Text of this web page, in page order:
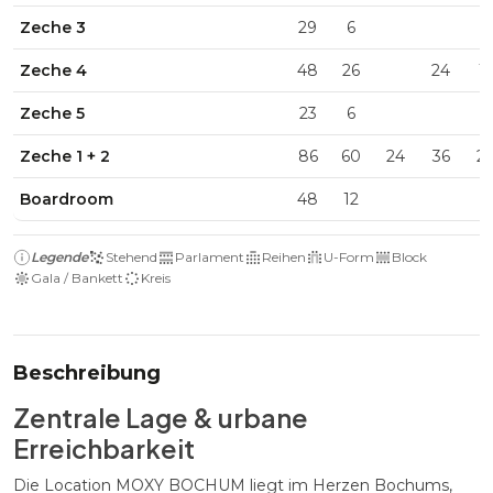
Zeche 3 29 6
Zeche 4 48 26 24 12
Zeche 5 23 6
Zeche 1 + 2 86 60 24 36
Boardroom 48 12
Legende Stehend Parlament Reihen U-Form
Block
Gala / Bankett
Kreis
Beschreibung
Zentrale Lage & urbane
Erreichbarkeit
Die Location MOXY BOCHUM liegt im Herzen Bochums,